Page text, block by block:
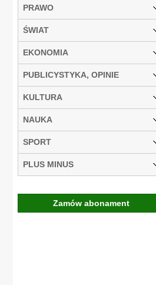
PRAWO
ŚWIAT
EKONOMIA
PUBLICYSTYKA, OPINIE
KULTURA
NAUKA
SPORT
PLUS MINUS
Zamów abonament